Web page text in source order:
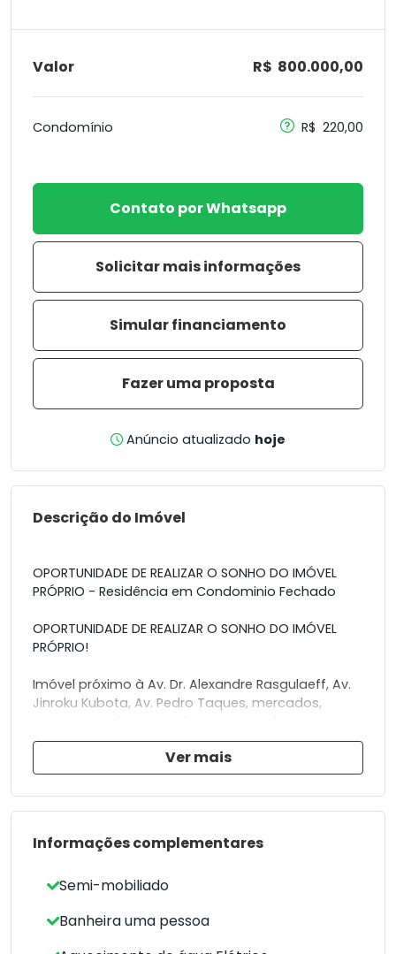
Valor R$ 800.000,00
Condomínio R$ 220,00
Contato por Whatsapp
Solicitar mais informações
Simular financiamento
Fazer uma proposta
Anúncio atualizado hoje
Descrição do Imóvel
OPORTUNIDADE DE REALIZAR O SONHO DO IMÓVEL
PRÓPRIO - Residência em Condominio Fechado
OPORTUNIDADE DE REALIZAR O SONHO DO IMÓVEL
PRÓPRIO!
Imóvel próximo à Av. Dr. Alexandre Rasgulaeff, Av.
Jinroku Kubota, Av. Pedro Taques, mercados,
- 03 Quartos com Armários (sendo 02 suíte);
- Sala 02 Ambientes;
- Cozinha Planejada;
- Banheiro Social, Suíte e Suíte Master.
Possui três vagas de garagem.
Edicula nos fundos com churrasqueira, piscina,
Ver mais
Informações complementares
Semi-mobiliado
Banheira uma pessoa